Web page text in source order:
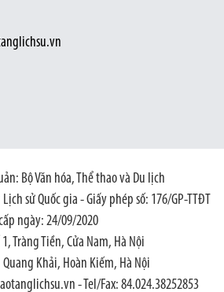
Bộ Văn hóa, Thể thao và Du lịch
sử Quốc gia - Giấy phép số: 176/GP-TTĐT
ngày: 24/09/2020
Tràng Tiền, Cửa Nam, Hà Nội
Quang Khải, Hoàn Kiếm, Hà Nội
- Tel/Fax: 84.024.38252853